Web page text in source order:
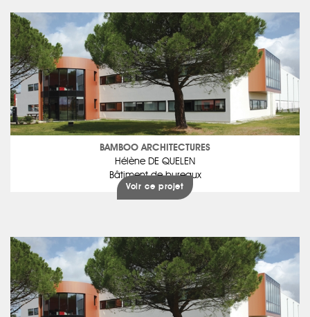
BAMBOO ARCHITECTURES
Hélène DE QUELEN
Bâtiment de bureaux
Voir ce projet